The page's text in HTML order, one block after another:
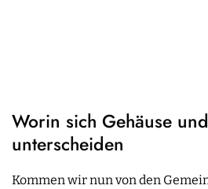
Worin sich Gehäuse
unterscheiden
Kommen wir nun von den